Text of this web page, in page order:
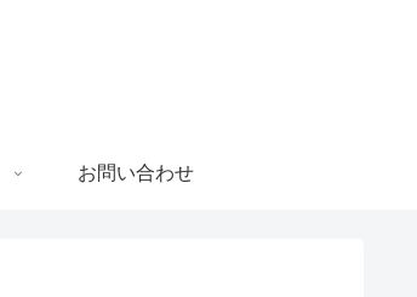
お問い合わせ